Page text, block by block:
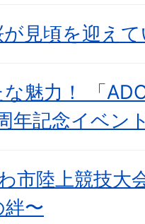
見頃を迎え
魅力！ 「
年記念イベン
市陸上競技大
絆〜